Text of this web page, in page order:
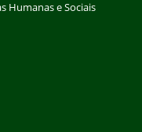
Humanas e Sociais